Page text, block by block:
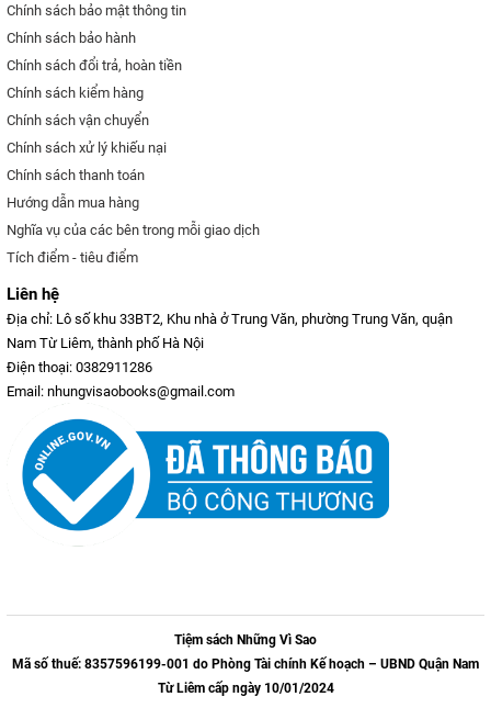
Chính sách bảo mật thông tin
Chính sách bảo hành
Chính sách đổi trả, hoàn tiền
Chính sách kiểm hàng
Chính sách vận chuyển
Chính sách xử lý khiếu nại
Chính sách thanh toán
Hướng dẫn mua hàng
Nghĩa vụ của các bên trong mỗi giao dịch
Tích điểm - tiêu điểm
Liên hệ
Địa chỉ: Lô số khu 33BT2, Khu nhà ở Trung Văn, phường Trung Văn, quận
Nam Từ Liêm, thành phố Hà Nội
Điện thoại: 0382911286
Email: nhungvisaobooks@gmail.com
Tiệm sách Những Vì Sao
Mã số thuế: 8357596199-001 do Phòng Tài chính Kế hoạch – UBND Quận Nam
Từ Liêm cấp ngày 10/01/2024